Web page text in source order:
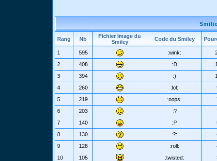
Rang Nb
Fichier Image du
Smiley
Code du Smiley
1 595 :wink:
2
408 :D
3
394 :)
4
260 :lol:
5
219 :oops:
6
203 :?
7
140 :P
8
130 :?:
9
128 :roll:
10
105 :twisted: